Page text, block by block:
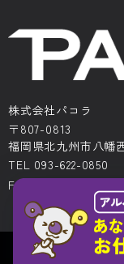
株式会社パコラ
〒807-0813
福岡県北九州市八幡
TEL 093-622-0850
FAX 093-622-0522